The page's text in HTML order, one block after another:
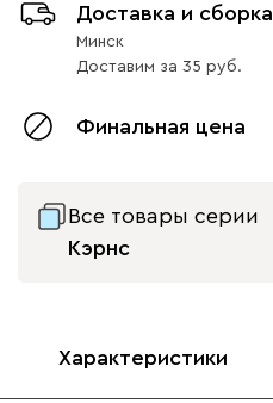
Доставка и сборка
Минск
Доставим за 35
Финальная цена
Все товары серии
Кэрнс
Характеристики